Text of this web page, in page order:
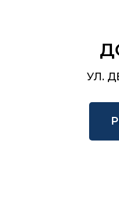
УЛ.